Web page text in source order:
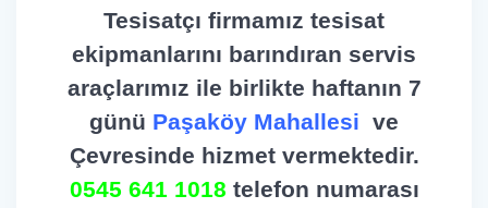
Tesisatçı firmamız tesisat
ekipmanlarını barındıran servis
araçlarımız ile birlikte haftanın 7
günü Paşaköy Mahallesi ve
Çevresinde hizmet vermektedir.
0545 641 1018 telefon numarası